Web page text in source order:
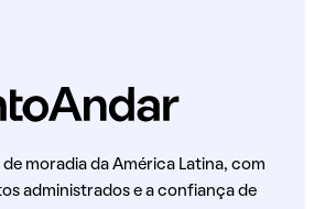
moradia da América Latina, com
administrados e a confiança de